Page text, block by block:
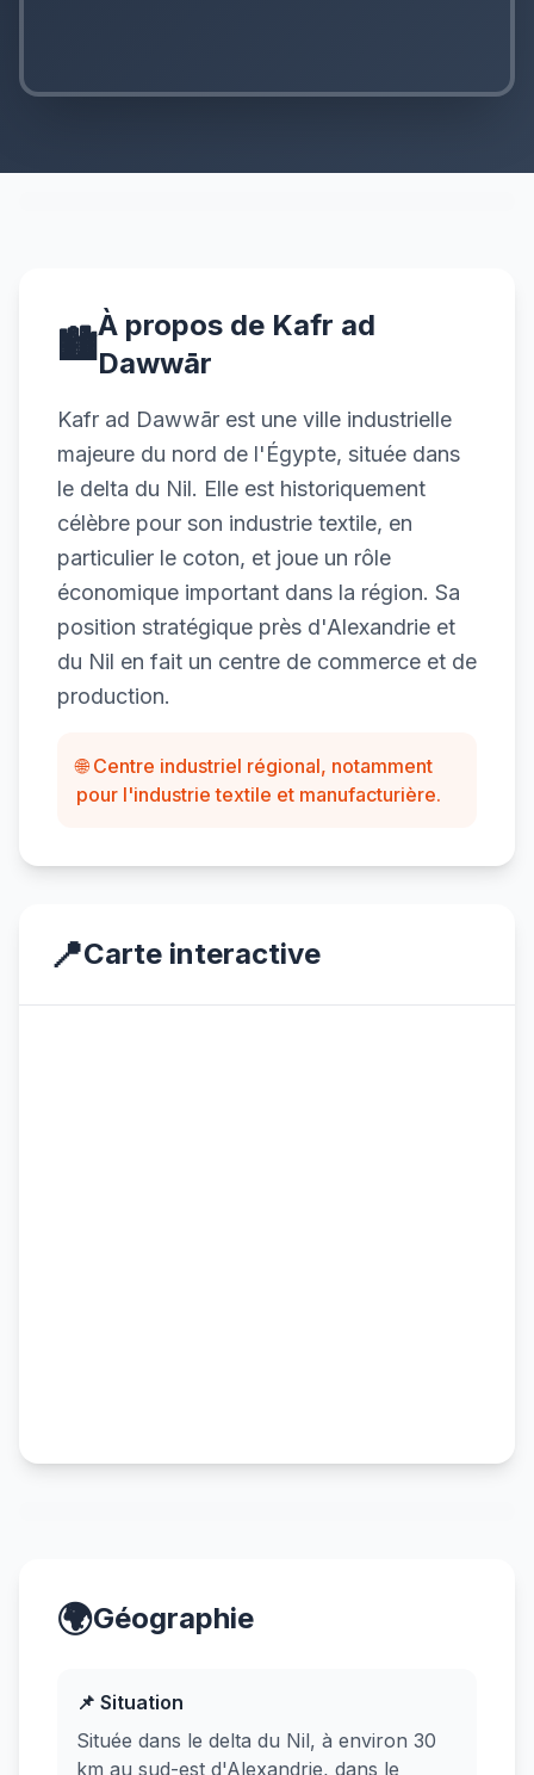
🏙️À propos de Kafr ad
Dawwār
Kafr ad Dawwār est une ville industrielle
majeure du nord de l'Égypte, située dans
le delta du Nil. Elle est historiquement
célèbre pour son industrie textile, en
particulier le coton, et joue un rôle
économique important dans la région. Sa
position stratégique près d'Alexandrie et
du Nil en fait un centre de commerce et de
production.
🌐 Centre industriel régional, notamment
pour l'industrie textile et manufacturière.
📍Carte interactive
🌍Géographie
📌 Situation
Située dans le delta du Nil, à environ 30
km au sud-est d'Alexandrie, dans le